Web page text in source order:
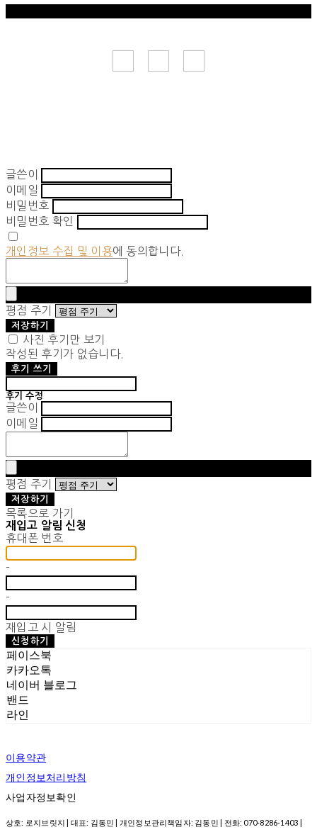
글쓴이
이메일
비밀번호
비밀번호 확인
개인정보 수집 및 이용에 동의합니다.
평점 주기
저장하기
사진 후기만 보기
작성된 후기가 없습니다.
후기 쓰기
후기 수정
글쓴이
이메일
평점 주기
저장하기
목록으로 가기
재입고 알림 신청
휴대폰 번호
-
-
재입고 시 알림
신청하기
페이스북
카카오톡
네이버 블로그
밴드
라인
이용약관
개인정보처리방침
사업자정보확인
상호: 로지브릿지 | 대표: 김동민 | 개인정보관리책임자: 김동민 | 전화: 070-8286-1403 |